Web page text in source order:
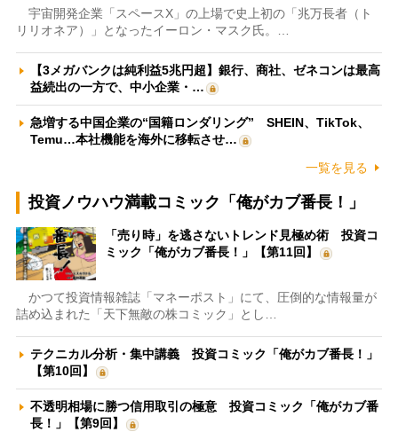
宇宙開発企業「スペースX」の上場で史上初の「兆万長者（ト
リリオネア）」となったイーロン・マスク氏。…
【3メガバンクは純利益5兆円超】銀行、商社、ゼネコンは最高
益続出の一方で、中小企業・…
急増する中国企業の“国籍ロンダリング” SHEIN、TikTok、
Temu…本社機能を海外に移転させ…
一覧を見る
投資ノウハウ満載コミック「俺がカブ番長！」
「売り時」を逃さないトレンド見極め術 投資コ
ミック「俺がカブ番長！」【第11回】
かつて投資情報雑誌「マネーポスト」にて、圧倒的な情報量が
詰め込まれた「天下無敵の株コミック」とし…
テクニカル分析・集中講義 投資コミック「俺がカブ番長！」
【第10回】
不透明相場に勝つ信用取引の極意 投資コミック「俺がカブ番
長！」【第9回】